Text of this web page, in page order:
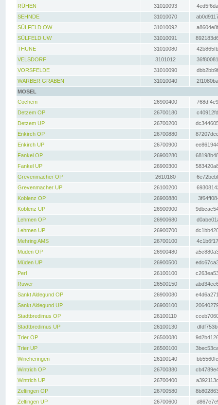
RÜHEN
31010093
SEHNDE
31010070
SÜLFELD OW
31010092
SÜLFELD UW
31010091
THUNE
31010080
VELSDORF
3101012
VORSFELDE
31010090
WARBER GRABEN
31010040
MOSEL
Cochem
26900400
Detzem OP
26700180
Detzem UP
26700200
Enkirch OP
26700880
Enkirch UP
26700900
Fankel OP
26900280
Fankel UP
26900300
Grevenmacher OP
2610180
Grevenmacher UP
26100200
Koblenz OP
26900880
Koblenz UP
26900900
Lehmen OP
26900680
Lehmen UP
26900700
Mehring AMS
26700100
Müden OP
26900480
Müden UP
26900500
Perl
26100100
Ruwer
26500150
Sankt Aldegund OP
26900080
Sankt Aldegund UP
26900100
Stadtbredimus OP
26100110
Stadtbredimus UP
26100130
Trier OP
26500080
Trier UP
26500100
Wincheringen
26100140
Wintrich OP
26700380
Wintrich UP
26700400
Zeltingen OP
26700580
Zeltingen UP
26700600